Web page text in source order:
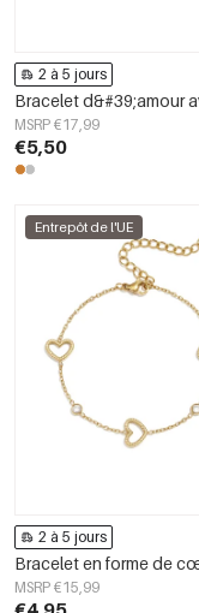
2 à 5 jours
MSRP €17,99
€5,50
Entrepôt de l'UE
2 à 5 jours
MSRP €15,99